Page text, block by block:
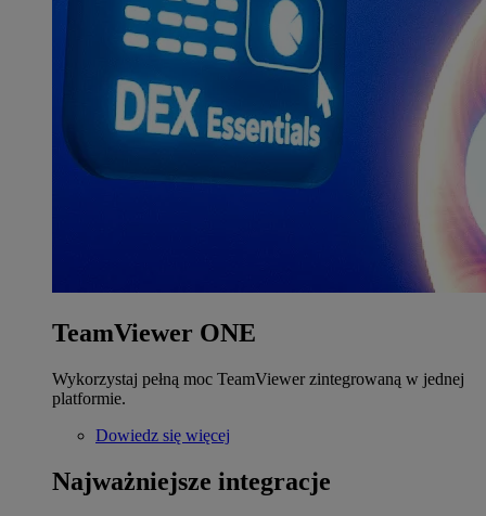
TeamViewer ONE
Wykorzystaj pełną moc TeamViewer zintegrowaną w jednej
platformie.
Dowiedz się więcej
Najważniejsze integracje